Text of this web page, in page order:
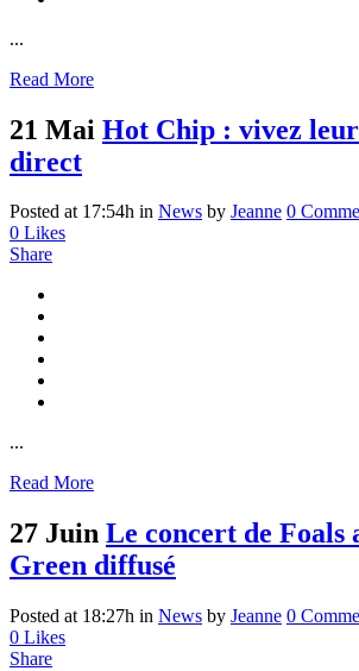
...
Read More
21 Mai Hot Chip : vivez
direct
Posted at 17:54h in News by Jeanne 0
0 Likes
Share
...
Read More
27 Juin Le concert de Foals
Green diffusé
Posted at 18:27h in News by Jeanne 0
0 Likes
Share